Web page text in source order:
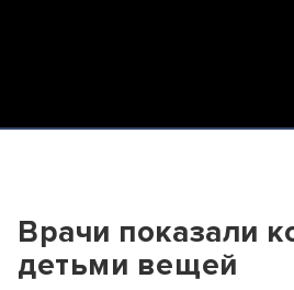
Врачи показали
детьми вещей